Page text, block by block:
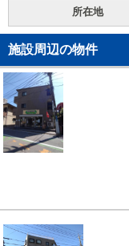
所在地
施設周辺の物件